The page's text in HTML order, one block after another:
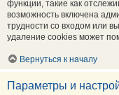
функции, такие как
возможность включена
трудности со входом или
удаление cookies может
Вернуться к началу
Параметры и